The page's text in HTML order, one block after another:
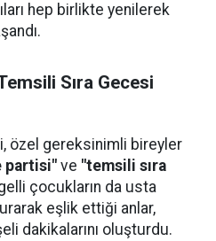
hep birlikte yenilerek
Sıra Gecesi
özel gereksinimli bireyler
partisi" ve "temsili sıra
çocukların da usta
eşlik ettiği anlar,
dakikalarını oluşturdu.